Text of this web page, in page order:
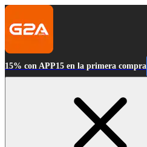
15% con APP15 en la primera compra